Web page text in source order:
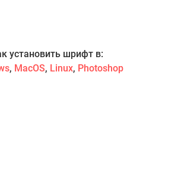
установить шрифт в:
, MacOS, Linux, Photoshop